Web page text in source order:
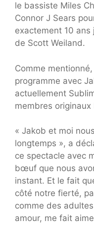
le bassiste Miles
Connor J Sears
exactement 10 ans
de Scott Weiland.
Comme
programme avec
actuellement
membres originaux
« Jakob et moi
longtemps », a
ce spectacle avec
bœuf que nous
instant. Et le fait
côté notre fierté,
comme des
amour, me fait